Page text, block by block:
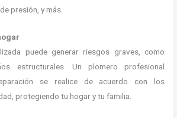
presión, y más.
puede generar riesgos graves, como
estructurales. Un plomero profesional
se realice de acuerdo con los
protegiendo tu hogar y tu familia.